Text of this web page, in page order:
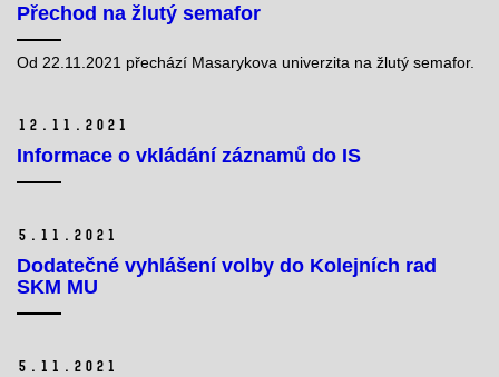
Přechod na žlutý semafor
Od 22.11.2021 přechází Masarykova univerzita na žlutý semafor.
12. 11. 2021
Informace o vkládání záznamů do IS
5. 11. 2021
Dodatečné vyhlášení volby do Kolejních rad
SKM MU
5. 11. 2021